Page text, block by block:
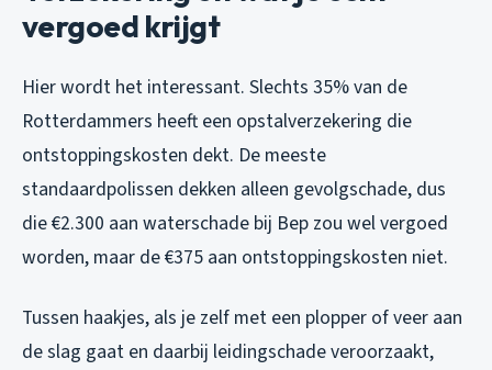
vergoed krijgt
Hier wordt het interessant. Slechts 35% van de
Rotterdammers heeft een opstalverzekering die
ontstoppingskosten dekt. De meeste
standaardpolissen dekken alleen gevolgschade, dus
die €2.300 aan waterschade bij Bep zou wel vergoed
worden, maar de €375 aan ontstoppingskosten niet.
Tussen haakjes, als je zelf met een plopper of veer aan
de slag gaat en daarbij leidingschade veroorzaakt,